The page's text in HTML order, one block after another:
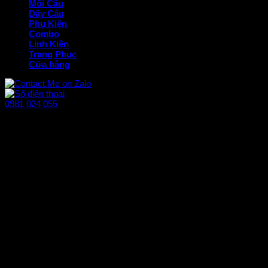
Mồi Câu
Dây Câu
Phụ Kiện
Combo
Linh Kiện
Trang Phục
Cửa hàng
0981 024 055